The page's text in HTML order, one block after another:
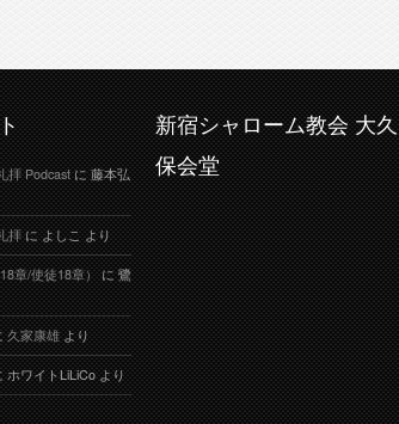
拝 Podcastに藤本弘
拝によしこより
章/使徒18章）に鷺
久家康雄より
ホワイトLiLiCoより
新宿シャローム教会 大久
保会堂